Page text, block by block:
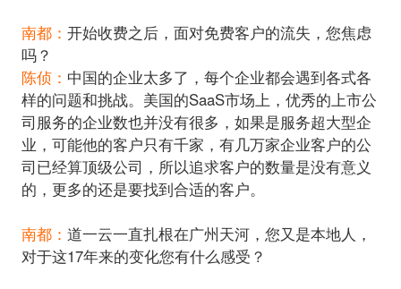
南都： 开始收费之后，面对免费客户的流失，您焦虑
陈侦： 中国的企业太多了，每个企业都会遇到各式各
样的问题和挑战。美国的SaaS市场上，优秀的上市公
司服务的企业数也并没有很多，如果是服务超大型企
业，可能他的客户只有千家，有几万家企业客户的公
司已经算顶级公司，所以追求客户的数量是没有意义
的，更多的还是要找到合适的客户。
南都： 道一云一直扎根在广州天河，您又是本地人，
对于这17年来的变化您有什么感受？